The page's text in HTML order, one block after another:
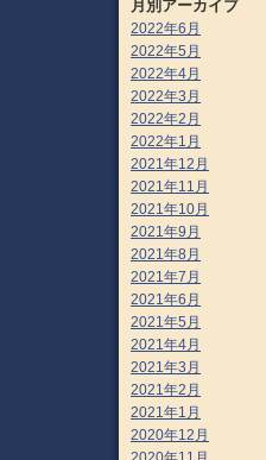
月別アーカイブ
2022年6月
2022年5月
2022年4月
2022年3月
2022年2月
2022年1月
2021年12月
2021年11月
2021年10月
2021年9月
2021年8月
2021年7月
2021年6月
2021年5月
2021年4月
2021年3月
2021年2月
2021年1月
2020年12月